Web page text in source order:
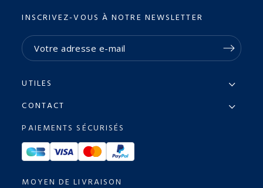
INSCRIVEZ-VOUS À NOTRE NEWSLETTER
UTILES
CONTACT
PAIEMENTS SÉCURISÉS
MOYEN DE LIVRAISON